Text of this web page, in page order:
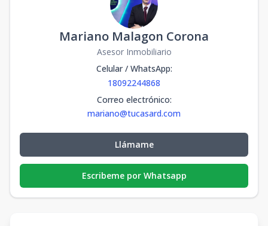
Mariano Malagon Corona
Asesor Inmobiliario
Celular / WhatsApp:
18092244868
Correo electrónico:
mariano@tucasard.com
Llámame
Escribeme por Whatsapp